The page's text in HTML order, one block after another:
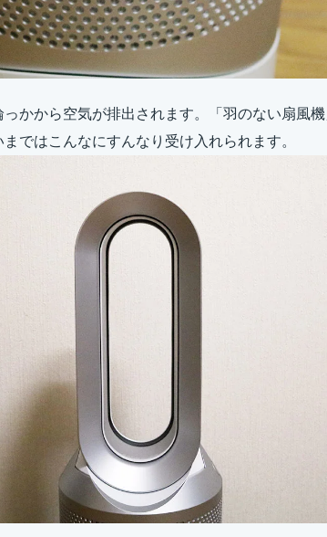
かから空気が排出されます。「羽のない扇風
ではこんなにすんなり受け入れられます。